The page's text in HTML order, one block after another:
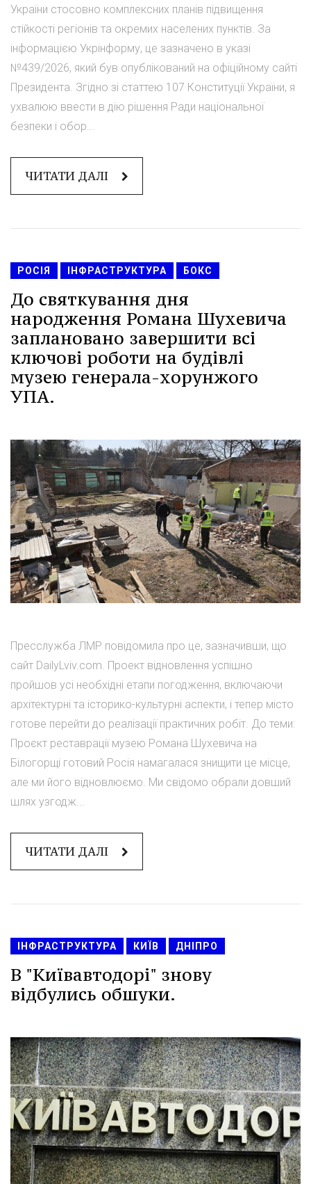
України стосовно комплексних планів підвищення
стійкості регіонів та окремих населених пунктів. За
інформацією Укрінформу, це зазначено в указі
№439/2026, який був опублікований на офіційному сайті
Президента. Згідно зі статтею 107 Конституції України, я
ухвалюю ввести в дію рішення Ради національної
безпеки і обор...
ЧИТАТИ ДАЛІ
РОСІЯ ІНФРАСТРУКТУРА БОКС
До святкування дня
народження Романа Шухевича
заплановано завершити всі
ключові роботи на будівлі
музею генерала-хорунжого
УПА.
Пресслужба ЛМР повідомила про це, зазначивши, що
сайт DailyLviv.com. Проект відновлення успішно
пройшов усі необхідні етапи погодження, включаючи
архітектурні та історико-культурні аспекти, і тепер місто
готове перейти до реалізації практичних робіт. До теми:
Проєкт реставрації музею Романа Шухевича на
Білогорщі готовий Росія намагалася знищити це місце,
але ми його відновлюємо. Ми свідомо обрали довший
шлях узгодж...
ЧИТАТИ ДАЛІ
ІНФРАСТРУКТУРА КИЇВ ДНІПРО
В "Київавтодорі" знову
відбулись обшуки.